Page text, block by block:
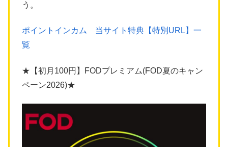
う。
ポイントインカム 当サイト特典【特別URL】一
覧
★【初月100円】FODプレミアム(FOD夏のキャン
ペーン2026)★